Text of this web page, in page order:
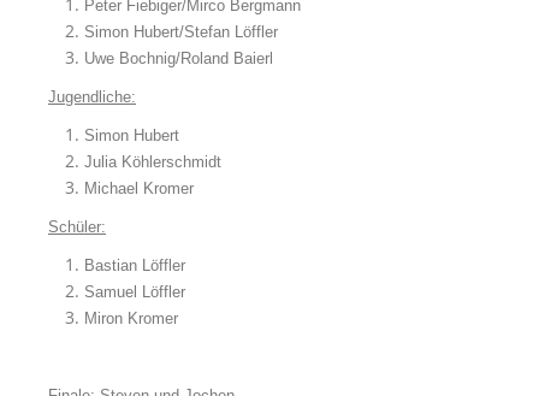
Peter Fiebiger/Mirco Bergmann
Simon Hubert/Stefan Löffler
Uwe Bochnig/Roland Baierl
Jugendliche:
Simon Hubert
Julia Köhlerschmidt
Michael Kromer
Schüler:
Bastian Löffler
Samuel Löffler
Miron Kromer